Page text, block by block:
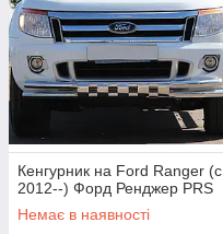
Кенгурник на Ford Ranger (c
2012--) Форд Ренджер PRS
Немає в наявності